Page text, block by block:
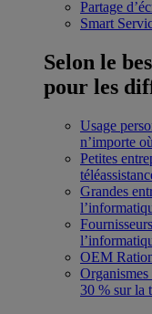
Partage
Smart
Selon le
pour les
Usage
n’importe où
Petites
Grandes
OEM
30 % sur la